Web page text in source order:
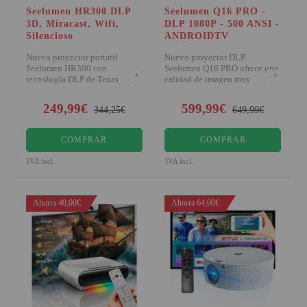
Seelumen HR300 DLP
3D, Miracast, Wifi,
Silencioso
Nuevo proyector portatil
Seelumen HR300 con
tecnología DLP de Texas
+
249,99€ 344,25€
COMPRAR
IVA incl.
Seelumen Q16 PRO -
DLP 1080P - 500 ANSI -
ANDROIDTV
Nuevo proyector DLP
Seelumen Q16 PRO ofrece una
calidad de imagen muy
+
599,99€ 649,99€
COMPRAR
IVA incl.
Ahorra 40,00€ Ahorra 64,00€